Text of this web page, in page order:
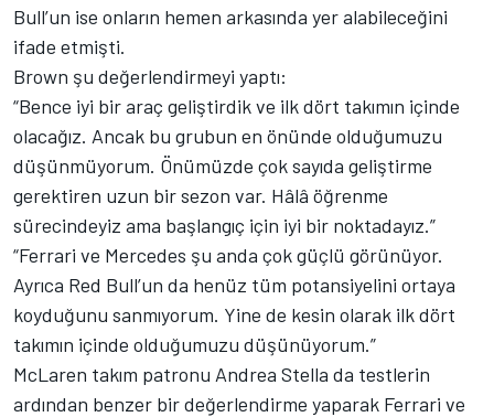
Bull’un ise onların hemen arkasında yer alabileceğini
ifade etmişti.
Brown şu değerlendirmeyi yaptı:
“Bence iyi bir araç geliştirdik ve ilk dört takımın içinde
olacağız. Ancak bu grubun en önünde olduğumuzu
düşünmüyorum. Önümüzde çok sayıda geliştirme
gerektiren uzun bir sezon var. Hâlâ öğrenme
sürecindeyiz ama başlangıç için iyi bir noktadayız.”
“Ferrari ve Mercedes şu anda çok güçlü görünüyor.
Ayrıca Red Bull’un da henüz tüm potansiyelini ortaya
koyduğunu sanmıyorum. Yine de kesin olarak ilk dört
takımın içinde olduğumuzu düşünüyorum.”
McLaren takım patronu Andrea Stella da testlerin
ardından benzer bir değerlendirme yaparak Ferrari ve